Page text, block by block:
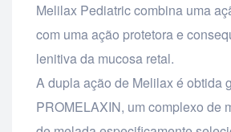
Melilax Pediatric combina uma
com uma ação protetora e
lenitiva da mucosa retal.
A dupla ação de Melilax é obtida
PROMELAXIN, um complexo de